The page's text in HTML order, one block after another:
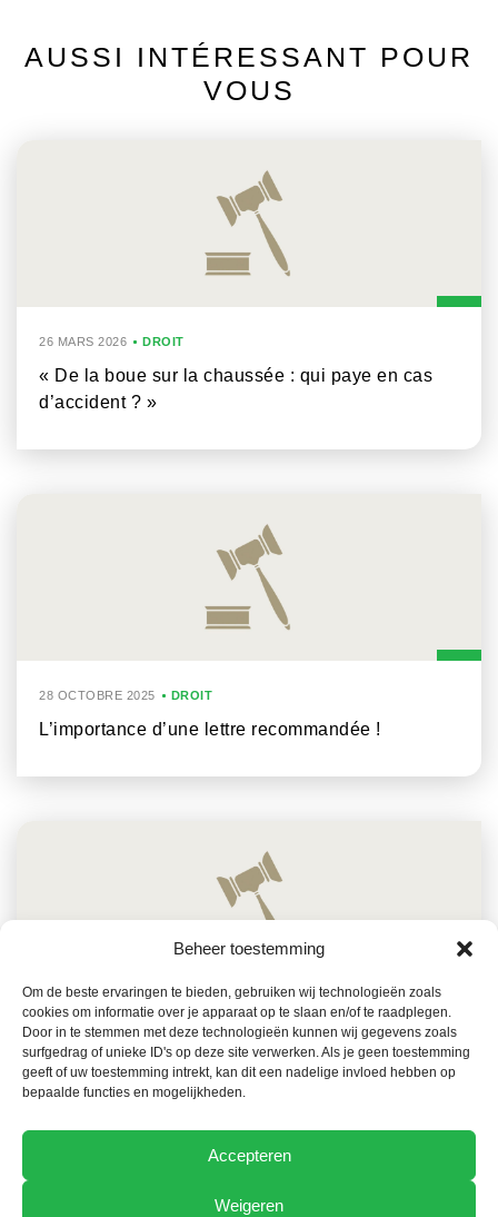
Beheer toestemming
Om de beste ervaringen te bieden, gebruiken wij technologieën zoals
cookies om informatie over je apparaat op te slaan en/of te raadplegen.
Door in te stemmen met deze technologieën kunnen wij gegevens zoals
surfgedrag of unieke ID's op deze site verwerken. Als je geen toestemming
geeft of uw toestemming intrekt, kan dit een nadelige invloed hebben op
bepaalde functies en mogelijkheden.
Accepteren
Weigeren
AUSSI INTÉRESSANT POUR
VOUS
26 MARS 2026 DROIT
« De la boue sur la chaussée : qui paye en cas
d’accident ? »
28 OCTOBRE 2025 DROIT
L’importance d’une lettre recommandée !
DROIT
Attention à la nouvelle loi sur la « responsabilité
extracontractuelle » !